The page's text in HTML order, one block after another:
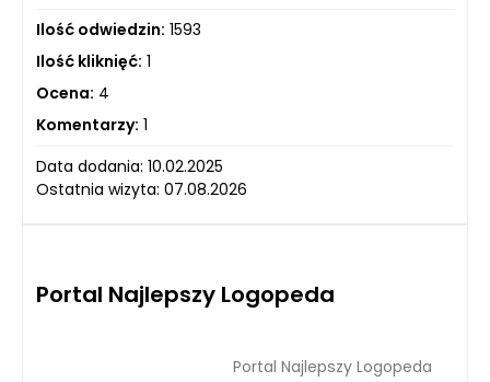
Ilość odwiedzin: 1593
Ilość kliknięć: 1
Ocena: 4
Komentarzy: 1
Data dodania: 10.02.2025
Ostatnia wizyta: 07.08.2026
Portal Najlepszy Logopeda
Portal Najlepszy Logopeda